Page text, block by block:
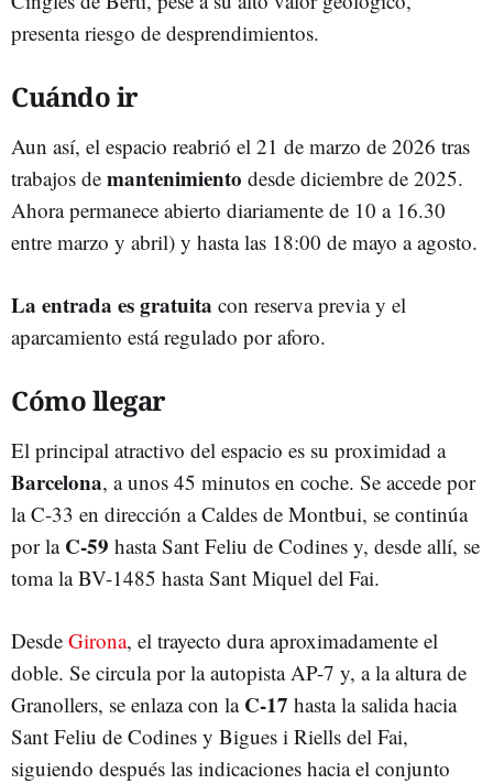
presenta riesgo de desprendimientos.
Cuándo ir
Aun así, el espacio reabrió el 21 de marzo de 2026 tras
trabajos de mantenimiento desde diciembre de 2025.
Ahora permanece abierto diariamente de 10 a 16.30
entre marzo y abril) y hasta las 18:00 de mayo a agosto.
La entrada es gratuita con reserva previa y el
aparcamiento está regulado por aforo.
Cómo llegar
El principal atractivo del espacio es su proximidad a
Barcelona, a unos 45 minutos en coche. Se accede por
la C-33 en dirección a Caldes de Montbui, se continúa
por la C-59 hasta Sant Feliu de Codines y, desde allí, se
toma la BV-1485 hasta Sant Miquel del Fai.
Desde Girona, el trayecto dura aproximadamente el
doble. Se circula por la autopista AP-7 y, a la altura de
Granollers, se enlaza con la C-17 hasta la salida hacia
Sant Feliu de Codines y Bigues i Riells del Fai,
siguiendo después las indicaciones hacia el conjunto